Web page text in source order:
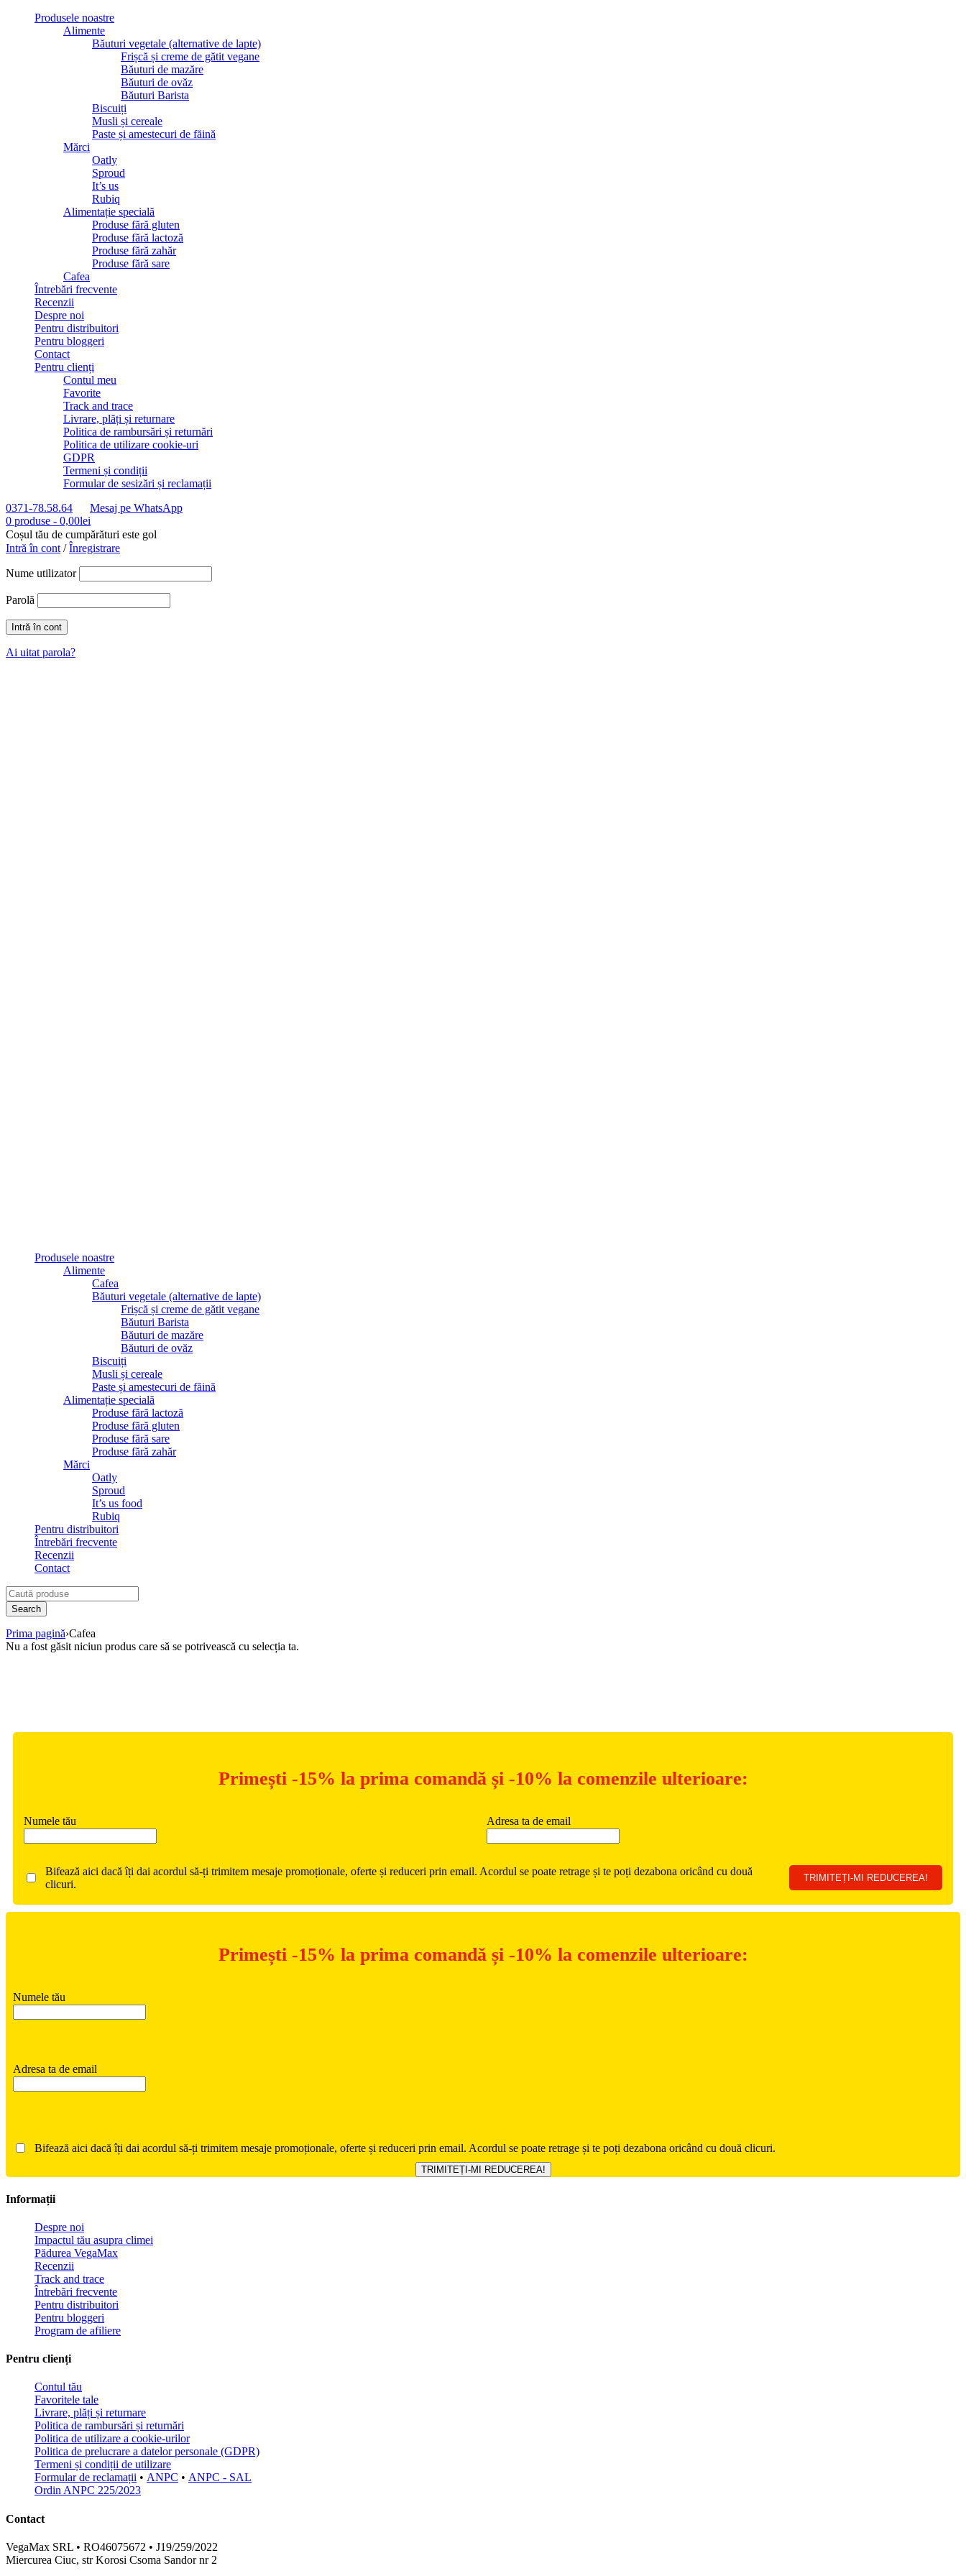
Produsele noastre
Alimente
Băuturi vegetale (alternative de lapte)
Frișcă și creme de gătit vegane
Băuturi de mazăre
Băuturi de ovăz
Băuturi Barista
Biscuiți
Musli și cereale
Paste și amestecuri de făină
Mărci
Oatly
Sproud
It’s us
Rubiq
Alimentație specială
Produse fără gluten
Produse fără lactoză
Produse fără zahăr
Produse fără sare
Cafea
Întrebări frecvente
Recenzii
Despre noi
Pentru distribuitori
Pentru bloggeri
Contact
Pentru clienți
Contul meu
Favorite
Track and trace
Livrare, plăți și returnare
Politica de rambursări și returnări
Politica de utilizare cookie-uri
GDPR
Termeni și condiții
Formular de sesizări și reclamații
0371-78.58.64
Mesaj pe WhatsApp
0 produse - 0,00lei
Coșul tău de cumpărături este gol
Intră în cont /Înregistrare
Nume utilizator
Parolă
Ai uitat parola?
Produsele noastre
Alimente
Cafea
Băuturi vegetale (alternative de lapte)
Frișcă și creme de gătit vegane
Băuturi Barista
Băuturi de mazăre
Băuturi de ovăz
Biscuiți
Musli și cereale
Paste și amestecuri de făină
Alimentație specială
Produse fără lactoză
Produse fără gluten
Produse fără sare
Produse fără zahăr
Mărci
Oatly
Sproud
It’s us food
Rubiq
Pentru distribuitori
Întrebări frecvente
Recenzii
Contact
Prima pagină›Cafea
Nu a fost găsit niciun produs care să se potrivească cu selecția ta.
Primești -15% la prima comandă și -10% la comenzile ulterioare:
Numele tău Adresa ta de email
Bifează aici dacă îți dai acordul să-ți trimitem mesaje promoționale, oferte și reduceri prin email. Acordul se poate retrage și te poți dezabona oricând cu două
clicuri.
Primești -15% la prima comandă și -10% la comenzile ulterioare:
Numele tău
Adresa ta de email
Bifează aici dacă îți dai acordul să-ți trimitem mesaje promoționale, oferte și reduceri prin email. Acordul se poate retrage și te poți dezabona oricând cu două clicuri.
Informații
Despre noi
Impactul tău asupra climei
Pădurea VegaMax
Recenzii
Track and trace
Întrebări frecvente
Pentru distribuitori
Pentru bloggeri
Program de afiliere
Pentru clienți
Contul tău
Favoritele tale
Livrare, plăți și returnare
Politica de rambursări și returnări
Politica de utilizare a cookie-urilor
Politica de prelucrare a datelor personale (GDPR)
Termeni și condiții de utilizare
Formular de reclamații • ANPC • ANPC - SAL
Ordin ANPC 225/2023
Contact
VegaMax SRL • RO46075672 • J19/259/2022
Miercurea Ciuc, str Korosi Csoma Sandor nr 2